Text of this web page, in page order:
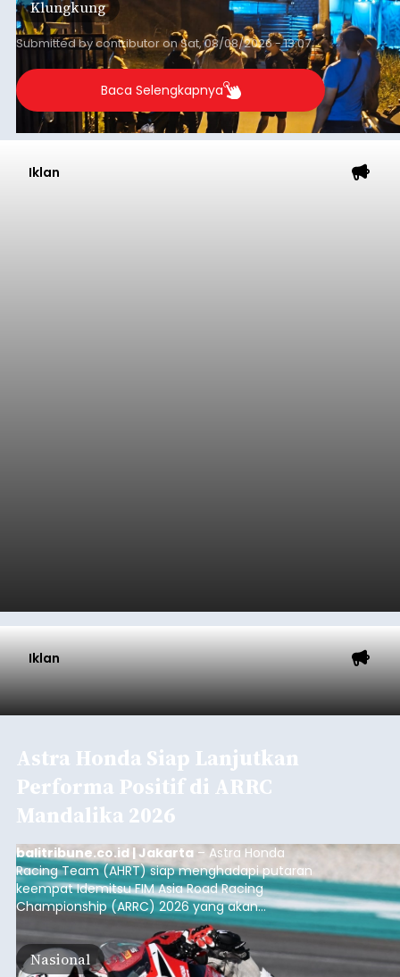
Sumba Barat Daya (SBD), Nusa Tenggara Timur
(NTT).
Klungkung
Submitted bycontributoronSat, 08/08/2026 - 13:07
Baca Selengkapnya
Iklan
Iklan